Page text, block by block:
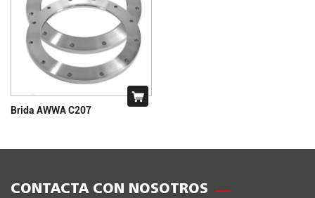
Brida AWWA C207
CONTACTA CON NOSOTROS